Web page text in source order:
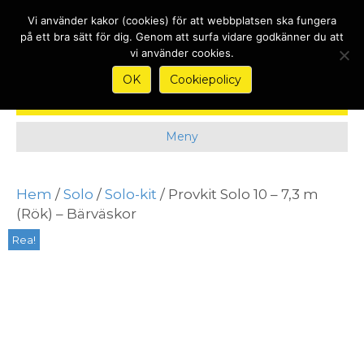
Meny
Hem / Solo / Solo-kit / Provkit Solo 10 – 7,3 m
(Rök) – Bärväskor
Rea!
Vi använder kakor (cookies) för att webbplatsen ska fungera
på ett bra sätt för dig. Genom att surfa vidare godkänner du att
vi använder cookies.
OK Cookiepolicy